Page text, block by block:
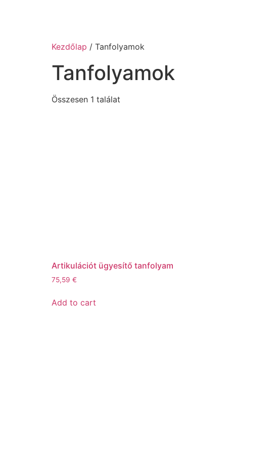
Kezdőlap / Tanfolyamok
Tanfolyamok
Összesen 1 találat
Artikulációt ügyesítő tanfolyam
75,59 €
Add to cart